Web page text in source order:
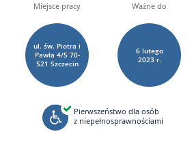
Miejsce pracy
ul. św. Piotra i
Pawła 4/5 70-
521 Szczecin
Ważne do
6 lutego
2023 r.
Pierwszeństwo dla osób
z niepełnosprawnościami